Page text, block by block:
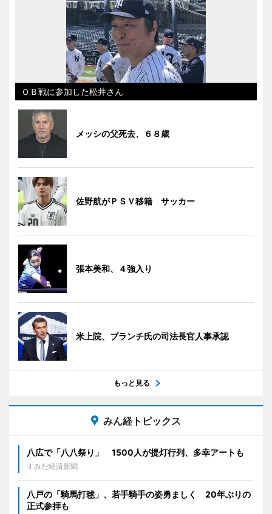
ＯＢ戦に参加した松井さん
メッシの父死去、６８歳
佐野航がＰＳＶ移籍 サッカー
張本美和、４強入り
米上院、ブランチ氏の司法長官人事承認
もっと見る
みん経トピックス
八広で「八八祭り」 1500人が提灯行列、多幸アートも
すみだ経済新聞
八戸の「騎馬打毬」、若手騎手の姿勇ましく 20年ぶりの
正式参拝も